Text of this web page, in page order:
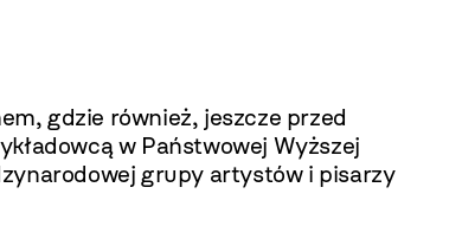
gdzie również, jeszcze przed
w Państwowej Wyższej
grupy artystów i pisarzy